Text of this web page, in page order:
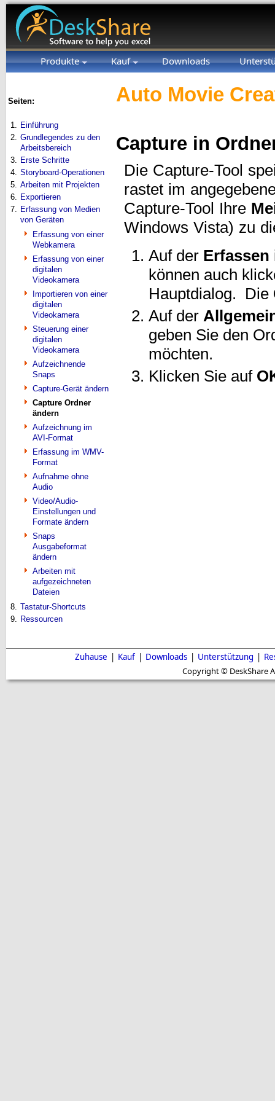
Produkte Kauf Downloads
Seiten:
1. Einführung
2. Grundlegendes zu den
Arbeitsbereich
3. Erste Schritte
4. Storyboard-Operationen
5. Arbeiten mit Projekten
6. Exportieren
7. Erfassung von Medien
von Geräten
Erfassung von einer
Webkamera
Erfassung von einer
digitalen
Videokamera
Importieren von einer
digitalen
Videokamera
Steuerung einer
digitalen
Videokamera
Aufzeichnende
Snaps
Capture-Gerät ändern
Capture Ordner
ändern
Aufzeichnung im
AVI-Format
Erfassung im WMV-
Format
Aufnahme ohne
Audio
Video/Audio-
Einstellungen und
Formate ändern
Snaps
Ausgabeformat
ändern
Arbeiten mit
aufgezeichneten
Dateien
8. Tastatur-Shortcuts
9. Ressourcen
Auto Movie
Capture in
Die Capture-Tool
rastet im
Capture-Tool Ihre
Windows Vista) zu
Auf der Erfassen
können auch
Hauptdialog. Die
Auf der
geben Sie den
möchten.
Klicken Sie auf
Zuhause | Kauf | Downloads | Unterstützung |
Copyright © DeskShare